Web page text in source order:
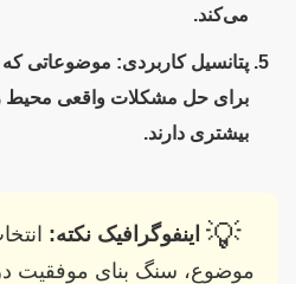
می‌کند.
پتانسیل کاربردی: موضوعاتی که
برای حل مشکلات واقعی محیط
بیشتری دارند.
💡 اینفوگرافیک نکته:
موضوع، سنگ بنای موفقیت